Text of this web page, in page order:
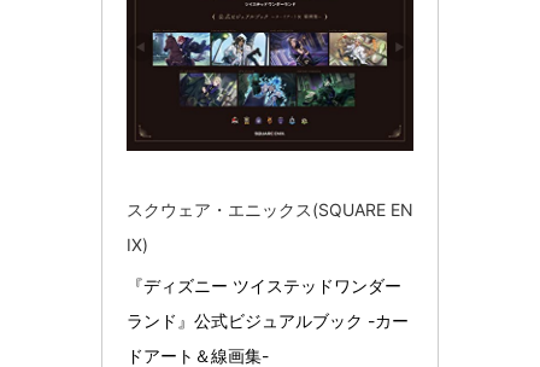
スクウェア・エニックス(SQUARE EN
IX)
『ディズニー ツイステッドワンダー
ランド』公式ビジュアルブック -カー
ドアート＆線画集-